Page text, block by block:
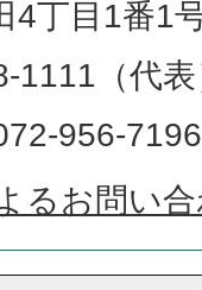
4丁目1番1
1111（代
956-7196
るお問い